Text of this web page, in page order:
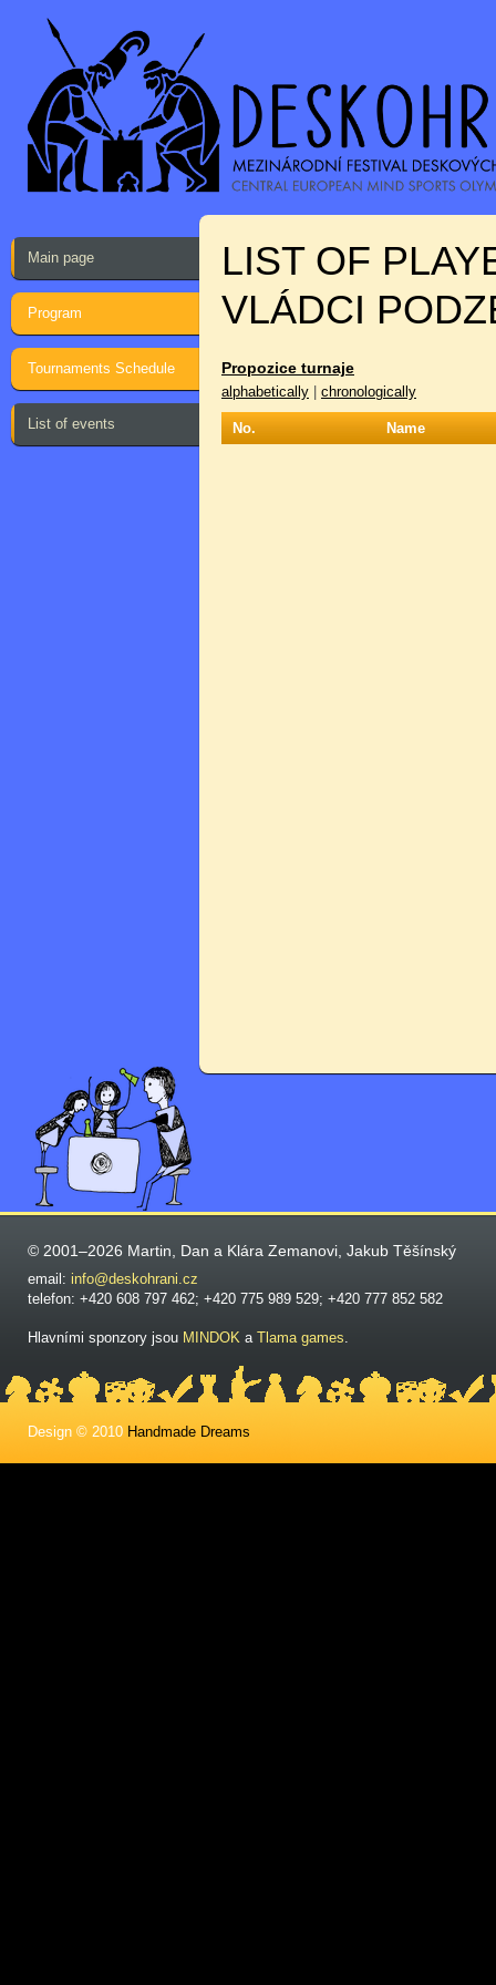
Main page
Program
Tournaments Schedule
List of events
LIST OF
VLÁDCI
Propozice turnaje
alphabetically chronologically
No. Name
© 2001–2026 Martin, Dan a Klára Zemanovi, Jakub Těšínský
email: info@deskohrani.cz
telefon: +420 608 797 462; +420 775 989 529; +420 777 852 582
Hlavními sponzory jsou MINDOK a Tlama games.
Design © 2010 Handmade Dreams